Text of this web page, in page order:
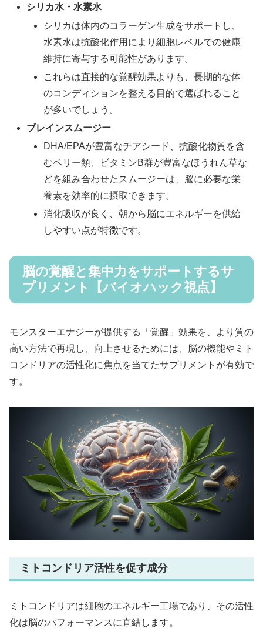
シリカ水・水素水
シリカは体内のコラーゲン生成をサポートし、
水素水は抗酸化作用により細胞レベルでの健康
維持に寄与する可能性があります。
これらは直接的な覚醒効果よりも、長期的な体
のコンディションを整える目的で選ばれること
が多いでしょう。
ブレインスムージー
DHA/EPAが豊富なチアシード、抗酸化物質を含
むベリー類、ビタミンB群が豊富なほうれん草な
どを組み合わせたスムージーは、脳に必要な栄
養素を効率的に摂取できます。
消化吸収が良く、朝から脳にエネルギーを供給
しやすい点が特徴です。
脳の覚醒と集中力をサポートするサ
プリメント【バイオハック視点】
モンスターエナジーが提供する「覚醒」効果を、より質の
高い方法で再現し、向上させるためには、脳の機能やミト
コンドリアの活性化に焦点を当てたサプリメントが有効で
す。
ミトコンドリア活性を促す成分
ミトコンドリアは細胞のエネルギー工場であり、その活性
化は脳のパフォーマンスに直結します。